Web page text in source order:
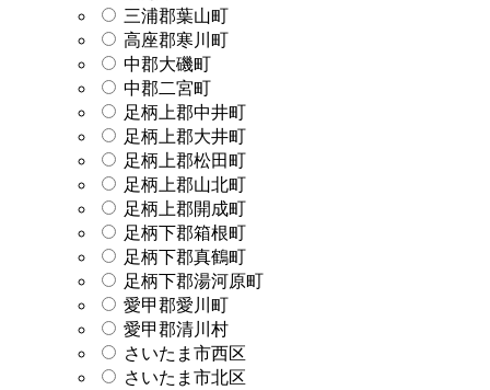
三浦郡葉山町
高座郡寒川町
中郡大磯町
中郡二宮町
足柄上郡中井町
足柄上郡大井町
足柄上郡松田町
足柄上郡山北町
足柄上郡開成町
足柄下郡箱根町
足柄下郡真鶴町
足柄下郡湯河原町
愛甲郡愛川町
愛甲郡清川村
さいたま市西区
さいたま市北区